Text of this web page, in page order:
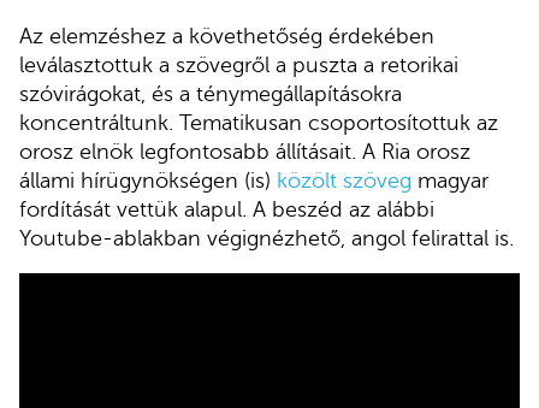
Az elemzéshez a követhetőség érdekében
leválasztottuk a szövegről a puszta a retorikai
szóvirágokat, és a ténymegállapításokra
koncentráltunk. Tematikusan csoportosítottuk az
orosz elnök legfontosabb állításait. A Ria orosz
állami hírügynökségen (is) közölt szöveg magyar
fordítását vettük alapul. A beszéd az alábbi
Youtube-ablakban végignézhető, angol felirattal is.